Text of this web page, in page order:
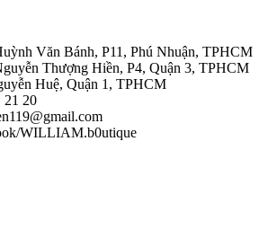
Văn Bánh, P11, Phú Nhuận, TPHCM
Thượng Hiền, P4, Quận 3, TPHCM
Huệ, Quận 1, TPHCM
21 20
WILLIAM.b0utique